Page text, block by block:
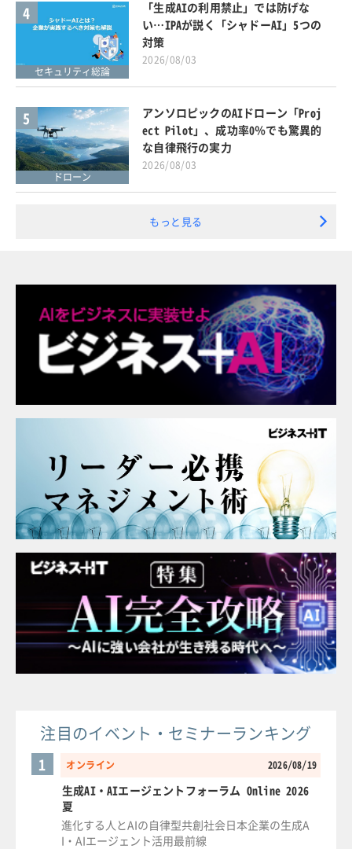
4
セキュリティ総論
「生成AIの利用禁止」では防げな
い…IPAが説く「シャドーAI」5つの
対策
2026/08/03
5
ドローン
アンソロピックのAIドローン「Proj
ect Pilot」、成功率0％でも驚異的
な自律飛行の実力
2026/08/03
もっと見る
注目のイベント・セミナーランキング
オンライン 2026/08/19
1
生成AI・AIエージェントフォーラム Online 2026
夏
進化する人とAIの自律型共創社会日本企業の生成A
I・AIエージェント活用最前線